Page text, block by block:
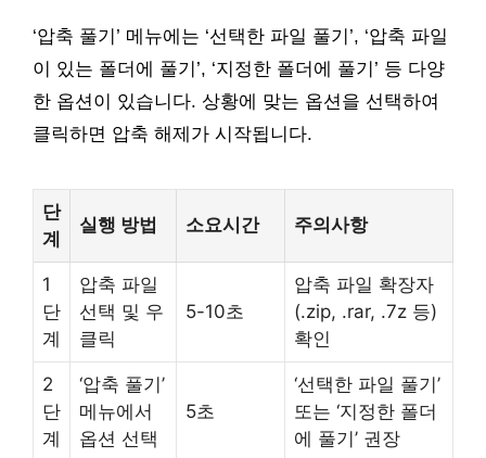
‘압축 풀기’ 메뉴에는 ‘선택한 파일 풀기’, ‘압축 파일
이 있는 폴더에 풀기’, ‘지정한 폴더에 풀기’ 등 다양
한 옵션이 있습니다. 상황에 맞는 옵션을 선택하여
클릭하면 압축 해제가 시작됩니다.
단
계
실행 방법 소요시간 주의사항
1
단
계
압축 파일
선택 및 우
클릭
5-10초
압축 파일 확장자
(.zip, .rar, .7z 등)
확인
2
단
계
‘압축 풀기’
메뉴에서
옵션 선택
5초
‘선택한 파일 풀기’
또는 ‘지정한 폴더
에 풀기’ 권장